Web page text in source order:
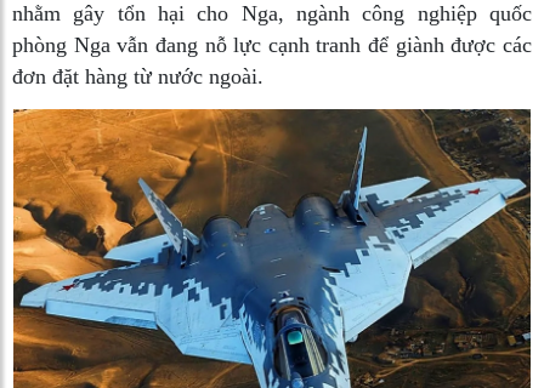
nhằm gây tổn hại cho Nga, ngành công nghiệp quốc
phòng Nga vẫn đang nỗ lực cạnh tranh để giành được các
đơn đặt hàng từ nước ngoài.